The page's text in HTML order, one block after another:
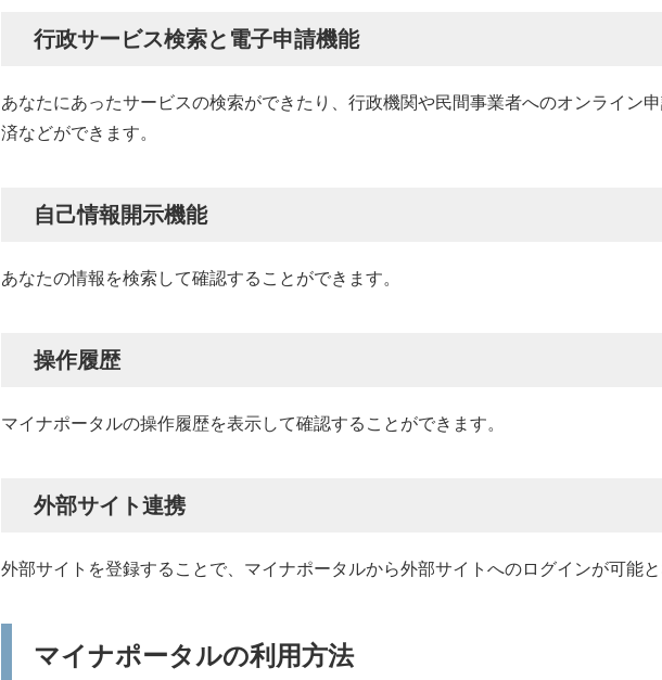
行政サービス検索と電子申請機能
あなたにあったサービスの検索ができたり、行政機関や民間事業者へのオンライン
済などができます。
自己情報開示機能
あなたの情報を検索して確認することができます。
操作履歴
マイナポータルの操作履歴を表示して確認することができます。
外部サイト連携
外部サイトを登録することで、マイナポータルから外部サイトへのログインが可能と
マイナポータルの利用方法